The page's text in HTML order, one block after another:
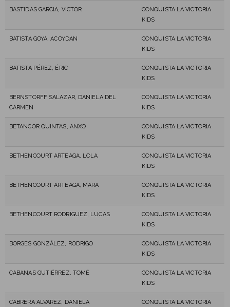
BASTIDAS GARCIA, VICTOR
CONQUISTA LA VICTORIA
KIDS
BATISTA GOYA, ACOYDAN
CONQUISTA LA VICTORIA
KIDS
BATISTA PÉREZ, ÉRIC
CONQUISTA LA VICTORIA
KIDS
BERNSTORFF SALAZAR, DANIELA DEL
CARMEN
CONQUISTA LA VICTORIA
KIDS
BETANCOR QUINTAS, ANXO
CONQUISTA LA VICTORIA
KIDS
BETHENCOURT ARTEAGA, LOLA
CONQUISTA LA VICTORIA
KIDS
BETHENCOURT ARTEAGA, MARA
CONQUISTA LA VICTORIA
KIDS
BETHENCOURT RODRIGUEZ, LUCAS
CONQUISTA LA VICTORIA
KIDS
BORGES GONZÁLEZ, RODRIGO
CONQUISTA LA VICTORIA
KIDS
CABANAS GUTIÉRREZ, TOMÉ
CONQUISTA LA VICTORIA
KIDS
CABRERA ALVAREZ, DANIELA
CONQUISTA LA VICTORIA